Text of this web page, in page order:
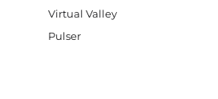
Virtual Valley
Pulser